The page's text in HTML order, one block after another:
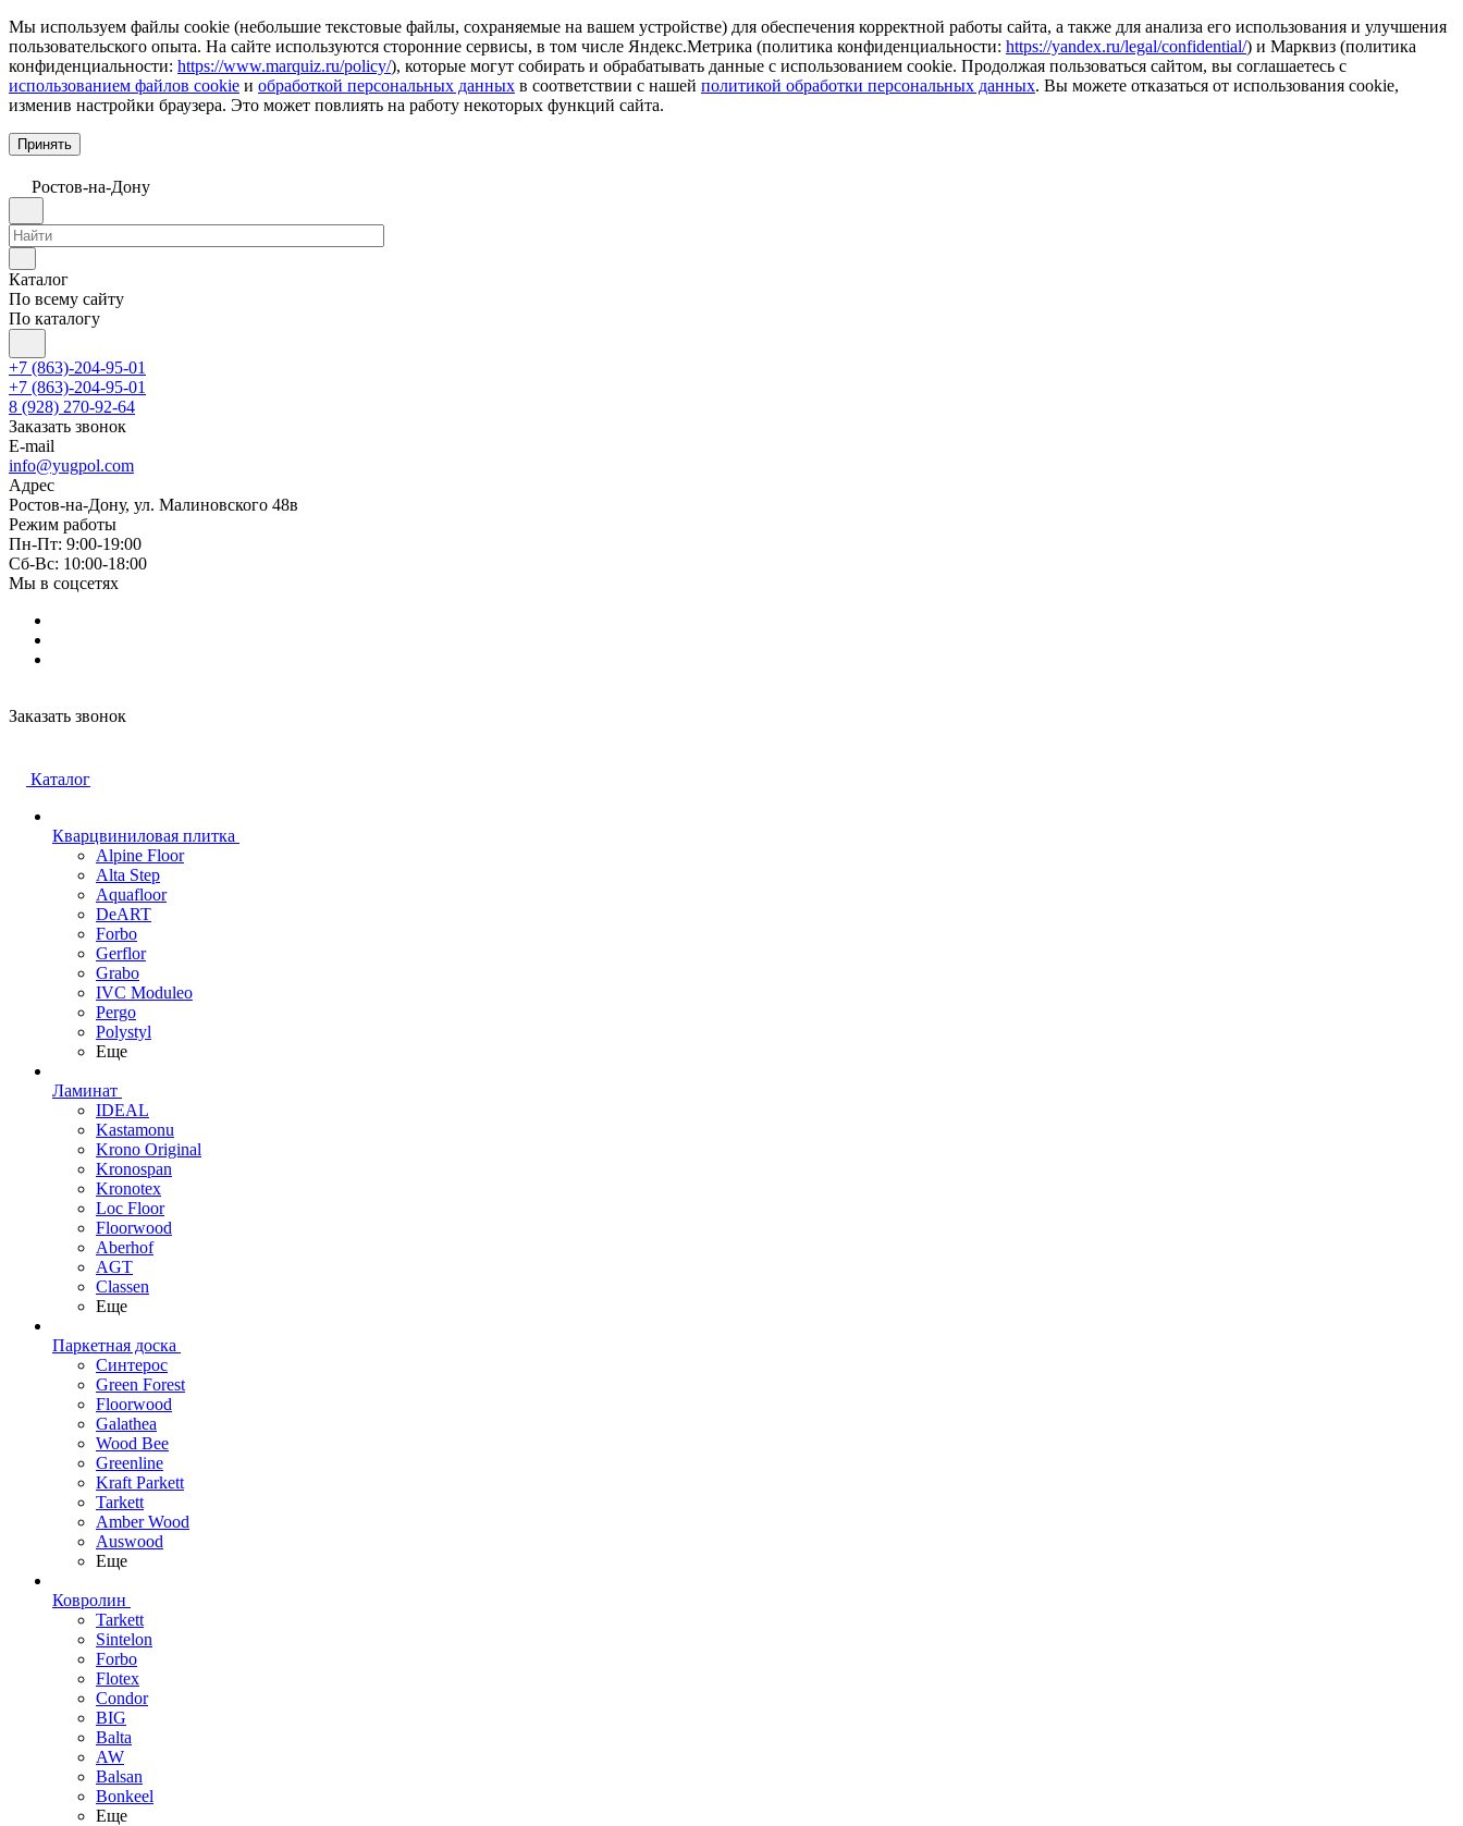
Мы используем файлы cookie (небольшие текстовые файлы, сохраняемые на вашем устройстве) для обеспечения корректной работы сайта, а также для анализа его использования и улучшения
пользовательского опыта. На сайте используются сторонние сервисы, в том числе Яндекс.Метрика (политика конфиденциальности: https://yandex.ru/legal/confidential/) и Марквиз (политика
конфиденциальности: https://www.marquiz.ru/policy/), которые могут собирать и обрабатывать данные с использованием cookie. Продолжая пользоваться сайтом, вы соглашаетесь с
использованием файлов cookie и обработкой персональных данных в соответствии с нашей политикой обработки персональных данных. Вы можете отказаться от использования cookie,
изменив настройки браузера. Это может повлиять на работу некоторых функций сайта.
Принять
Ростов-на-Дону
Каталог
По всему сайту
По каталогу
+7 (863)-204-95-01
+7 (863)-204-95-01
8 (928) 270-92-64
Заказать звонок
E-mail
info@yugpol.com
Адрес
Ростов-на-Дону, ул. Малиновского 48в
Режим работы
Пн-Пт: 9:00-19:00
Cб-Вс: 10:00-18:00
Мы в соцсетях
Заказать звонок
Каталог
Кварцвиниловая плитка
Alpine Floor
Alta Step
Aquafloor
DeART
Forbo
Gerflor
Grabo
IVC Moduleo
Pergo
Polystyl
Еще
Ламинат
IDEAL
Kastamonu
Krono Original
Kronospan
Kronotex
Loc Floor
Floorwood
Aberhof
AGT
Classen
Еще
Паркетная доска
Синтерос
Green Forest
Floorwood
Galathea
Wood Bee
Greenline
Kraft Parkett
Tarkett
Amber Wood
Auswood
Еще
Ковролин
Tarkett
Sintelon
Forbo
Flotex
Condor
BIG
Balta
AW
Balsan
Bonkeel
Еще